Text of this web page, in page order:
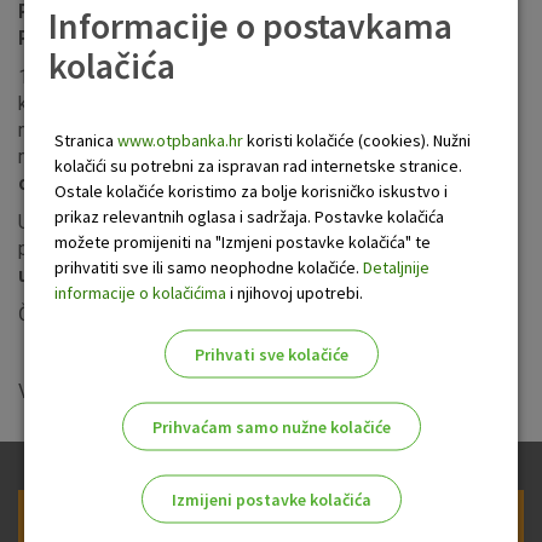
Poštovani umirovljenici, korisnici paketa Plus,
Premium, Senior i Senior +,
1. studenog poslovnice OTP banke d.d. ne posluju s
klijentima. Vaše mirovine će vam kao i svakog prvog dana u
mjesecu biti na raspolaganju na vašim računima te ih
možete podignuti na svim bankomatima OTP banke d.d.
od ponedjeljka, 1. studenog.
Ukoliko želite svoju mirovinu podignutiu poslovnici
poslovna mreža OTP banke d.d. na raspolaganju vam je
utorka 2. studenog.
Čuvajmo sebe, jer tako čuvamo i druge.
Vaša OTP banka d.d.
Informacije o postavkama
kolačića
Stranica www.otpbanka.hrkoristi kolačiće (cookies). Nužni
kolačići su potrebni za ispravan rad internetske stranice.
Ostale kolačiće koristimo za bolje korisničko iskustvo i
prikaz relevantnih oglasa i sadržaja. Postavke kolačića
možete promijeniti na "Izmjeni postavke kolačića" te
prihvatiti sve ili samo neophodne kolačiće. Detaljnije
informacije o kolačićima i njihovoj upotrebi.
Prihvati sve kolačiće
Prihvaćam samo nužne kolačiće
Izmijeni postavke kolačića